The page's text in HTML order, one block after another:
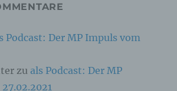
Podcast: Der MP Impuls vom
zu als Podcast: Der MP
natürliche Person, deren